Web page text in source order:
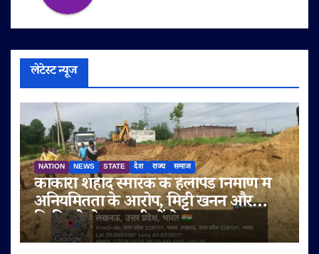
लेटेस्ट न्यूज
NATION NEWS STATE देश राज्य समाज
काकोरी शहीद स्मारक के हेलीपैड निर्माण में
अनियमितता के आरोप, मिट्टी खनन और
बिक्री को लेकर ग्रामीणों ने उठाए सवाल